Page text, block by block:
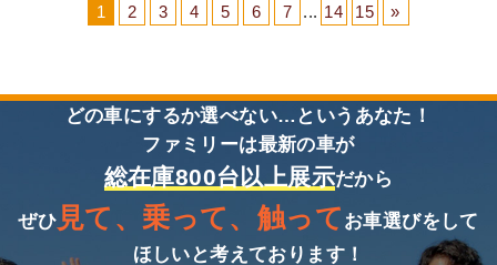
1 2 3 4 5 6 7 ... 14 15 »
どの車にするか選べない…というあなた！
ファミリーは最新の車が
総在庫800台以上展示だから
ぜひ 見て、乗って、触って お車選びをして
ほしいと考えております！